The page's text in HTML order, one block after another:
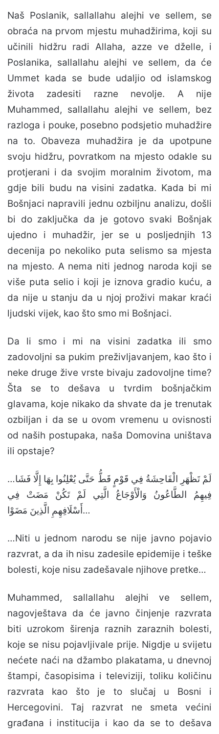
Naš Poslanik, sallallahu alejhi ve sellem, se
obraća na prvom mjestu muhadžirima, koji su
učinili hidžru radi Allaha, azze ve dželle, i
Poslanika, sallallahu alejhi ve sellem, da će
Ummet kada se bude udaljio od islamskog
života zadesiti razne nevolje. A nije
Muhammed, sallallahu alejhi ve sellem, bez
razloga i pouke, posebno podsjetio muhadžire
na to. Obaveza muhadžira je da upotpune
svoju hidžru, povratkom na mjesto odakle su
protjerani i da svojim moralnim životom, ma
gdje bili budu na visini zadatka. Kada bi mi
Bošnjaci napravili jednu ozbiljnu analizu, došli
bi do zaključka da je gotovo svaki Bošnjak
ujedno i muhadžir, jer se u posljednjih 13
decenija po nekoliko puta selismo sa mjesta
na mjesto. A nema niti jednog naroda koji se
više puta selio i koji je iznova gradio kuću, a
da nije u stanju da u njoj proživi makar kraći
ljudski vijek, kao što smo mi Bošnjaci.
Da li smo i mi na visini zadatka ili smo
zadovoljni sa pukim preživljavanjem, kao što i
neke druge žive vrste bivaju zadovoljne time?
Šta se to dešava u tvrdim bošnjačkim
glavama, koje nikako da shvate da je trenutak
ozbiljan i da se u ovom vremenu u ovisnosti
od naših postupaka, naša Domovina uništava
ili opstaje?
…لَمْ تَظْهَرِ الْفَاحِشَةُ فِي قَوْمٍ قَطُّ حَتَّى يُعْلِنُوا بِهَا إِلَّا فَشَا
فِيهِمُ الطَّاعُونُ وَالْأَوْجَاعُ الَّتِي لَمْ تَكُنْ مَضَتْ فِي
أَسْلَافِهِمِ الَّذِينَ مَضَوْا…
…Niti u jednom narodu se nije javno pojavio
razvrat, a da ih nisu zadesile epidemije i teške
bolesti, koje nisu zadešavale njihove pretke…
Muhammed, sallallahu alejhi ve sellem,
nagovještava da će javno činjenje razvrata
biti uzrokom širenja raznih zaraznih bolesti,
koje se nisu pojavljivale prije. Nigdje u svijetu
nećete naći na džambo plakatama, u dnevnoj
štampi, časopisima i televiziji, toliku količinu
razvrata kao što je to slučaj u Bosni i
Hercegovini. Taj razvrat ne smeta većini
građana i institucija i kao da se to dešava